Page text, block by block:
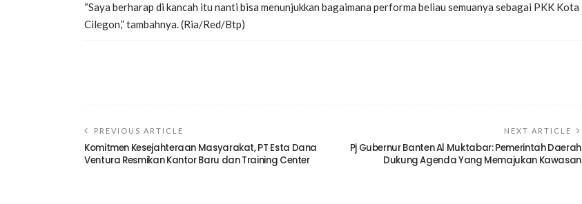
“Saya berharap di kancah itu nanti bisa menunjukkan bagaimana performa beliau semuanya sebagai PKK Kota
Cilegon,” tambahnya. (Ria/Red/Btp)
PREVIOUS ARTICLE
Komitmen Kesejahteraan Masyarakat, PT Esta Dana
Ventura Resmikan Kantor Baru dan Training Center
NEXT ARTICLE
Pj Gubernur Banten Al Muktabar: Pemerintah Daerah
Dukung Agenda Yang Memajukan Kawasan